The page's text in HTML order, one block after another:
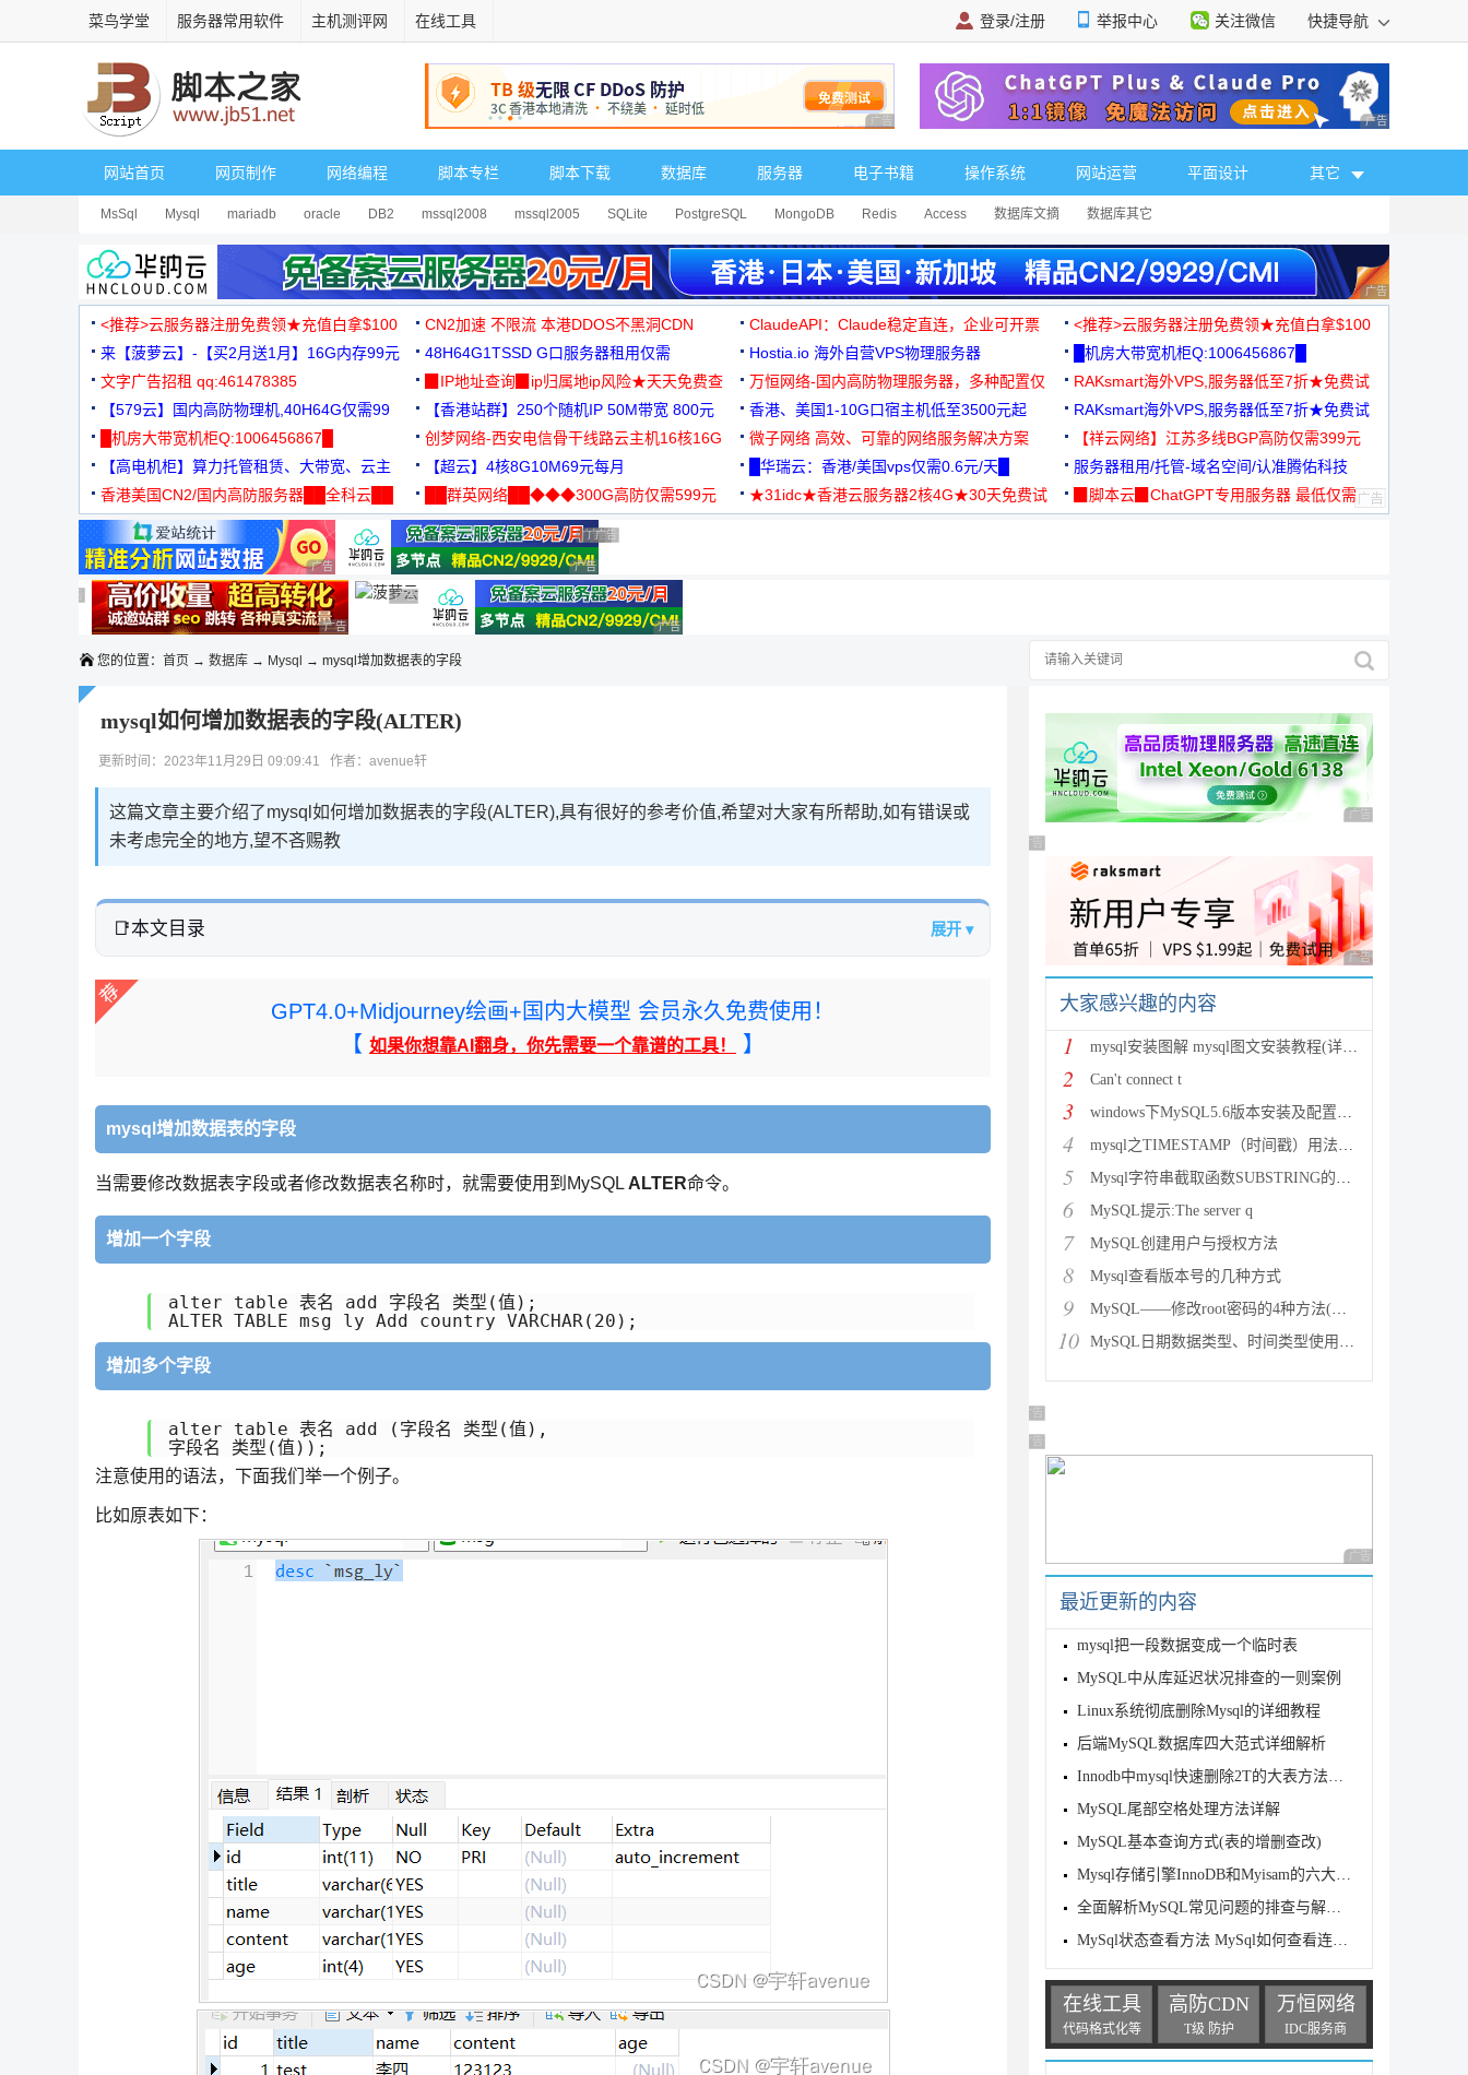
菜鸟学堂 服务器常用软件 主机测评网 在线工具 登录/注册 举报中心 关注微信 快捷导航
广告 商业广告，理性选择 广告 商业广告，理
网站首页 网页制作 网络编程 脚本专栏 脚本下载 数据库 服务器 电子书籍 操作系统 网站运营 平面设计 其它
MsSql Mysql mariadb oracle DB2 mssql2008 mssql2005 SQLite PostgreSQL MongoDB Redis Access 数据库文摘 数据库其它
广告 商业广告，理
<推荐>云服务器注册免费领★充值白拿$100 CN2加速 不限流 本港DDOS不黑洞CDN ClaudeAPI：Claude稳定直连，企业可开票
<推荐>云服务器注册免费领★充值白拿$100
来【菠萝云】-【买2月送1月】16G内存99元
48H64G1TSSD G口服务器租用仅需
3000+可免费测试
Hostia.io 海外自营VPS物理服务器
█机房大带宽机柜Q:1006456867█
文字广告招租 qq:461478385
▉IP地址查询▉ip归属地ip风险★天天免费查
万恒网络-国内高防物理服务器，多种配置仅
99元/月起
RAKsmart海外VPS,服务器低至7折★免费试
用★
【579云】国内高防物理机,40H64G仅需99
元
【香港站群】250个随机IP 50M带宽 800元 香港、美国1-10G口宿主机低至3500元起
RAKsmart海外VPS,服务器低至7折★免费试
用★
█机房大带宽机柜Q:1006456867█
创梦网络-西安电信骨干线路云主机16核16G
88元/月
微子网络 高效、可靠的网络服务解决方案
【祥云网络】江苏多线BGP高防仅需399元
【高电机柜】算力托管租赁、大带宽、云主
机
【超云】4核8G10M69元每月 █华瑞云：香港/美国vps仅需0.6元/天█
服务器租用/托管-域名空间/认准腾佑科技
香港美国CN2/国内高防服务器██全科云██
██群英网络██◆◆◆300G高防仅需599元
◆◆◆
★31idc★香港云服务器2核4G★30天免费试
▉脚本云▉ChatGPT专用服务器 最低仅需
广告 商业广告，理性选择 广告 商业广告，理性选择
广告 商业广告，理性选择
广告 商业广告，理性选择
广告 商业广告，理性选择
广告 商业广告，理性选择
广告 商业广告，理性选择
广告 商业广告，理性选择
广告 商业广告，理性选择
广告 商业广告，理性选择
您的位置： 首页 → 数据库 → Mysql → mysql增加数据表的字段
mysql如何增加数据表的字段(ALTER)
更新时间：2023年11月29日 09:09:41 作者：avenue轩
这篇文章主要介绍了mysql如何增加数据表的字段(ALTER),具有很好的参考价值,希望对大家有所帮助,如有错误或
未考虑完全的地方,望不吝赐教
本文目录 展开 ▾
GPT4.0+Midjourney绘画+国内大模型 会员永久免费使用！
【 如果你想靠AI翻身，你先需要一个靠谱的工具！ 】
mysql增加数据表的字段
当需要修改数据表字段或者修改数据表名称时，就需要使用到MySQL ALTER命令。
增加一个字段
alter table 表名 add 字段名 类型(值);
ALTER TABLE msg_ly Add country VARCHAR(20);
增加多个字段
alter table 表名 add (字段名 类型(值),
字段名 类型(值));
注意使用的语法，下面我们举一个例子。
比如原表如下：
广告 商业广告，理性
广告 商业广告，理性选择
广告 商业广告，理性
大家感兴趣的内容
1 mysql安装图解 mysql图文安装教程(详细说明)
2 Can't connect t
3 windows下MySQL5.6版本安装及配置过程附有截图和
4 mysql之TIMESTAMP（时间戳）用法详解
5 Mysql字符串截取函数SUBSTRING的用法说明
6 MySQL提示:The server q
7 MySQL创建用户与授权方法
8 Mysql查看版本号的几种方式
9 MySQL——修改root密码的4种方法(以windows为
10 MySQL日期数据类型、时间类型使用总结
广告 商业广告，理性选择
广告 商业广告，理性选择
广告 商业广告，理性
最近更新的内容
mysql把一段数据变成一个临时表
MySQL中从库延迟状况排查的一则案例
Linux系统彻底删除Mysql的详细教程
后端MySQL数据库四大范式详细解析
Innodb中mysql快速删除2T的大表方法示例
MySQL尾部空格处理方法详解
MySQL基本查询方式(表的增删查改)
Mysql存储引擎InnoDB和Myisam的六大区别
全面解析MySQL常见问题的排查与解决方法
MySql状态查看方法 MySql如何查看连接数和状态?
在线工具
代码格式化等
高防CDN
T级 防护
万恒网络
IDC服务商